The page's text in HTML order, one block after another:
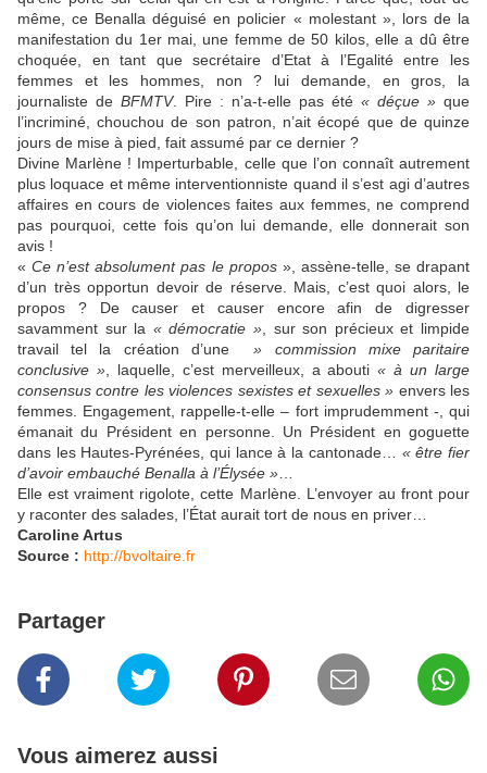
même, ce Benalla déguisé en policier « molestant », lors de la
manifestation du 1er mai, une femme de 50 kilos, elle a dû être
choquée, en tant que secrétaire d’Etat à l’Egalité entre les
femmes et les hommes, non ? lui demande, en gros, la
journaliste de BFMTV. Pire : n’a-t-elle pas été « déçue » que
l’incriminé, chouchou de son patron, n’ait écopé que de quinze
jours de mise à pied, fait assumé par ce dernier ?
Divine Marlène ! Imperturbable, celle que l’on connaît autrement
plus loquace et même interventionniste quand il s’est agi d’autres
affaires en cours de violences faites aux femmes, ne comprend
pas pourquoi, cette fois qu’on lui demande, elle donnerait son
avis !
«Ce n’est absolument pas le propos», assène-telle, se drapant
d’un très opportun devoir de réserve. Mais, c’est quoi alors, le
propos ? De causer et causer encore afin de digresser
savamment sur la « démocratie » , sur son précieux et limpide
travail tel la création d’une
» commission mixe paritaire
conclusive », laquelle, c’est merveilleux, a abouti« à un large
consensus contre les violences sexistes et sexuelles » envers les
femmes. Engagement, rappelle-t-elle – fort imprudemment -, qui
émanait du Président en personne. Un Président en goguette
dans les Hautes-Pyrénées, qui lance à la cantonade…
« être fier
d’avoir embauché Benalla à l’Élysée »
Elle est vraiment rigolote, cette Marlène. L’envoyer au front pour
y raconter des salades, l’État aurait tort de nous en priver…
Caroline Artus
Source : http://bvoltaire.fr
Partager
Vous aimerez aussi